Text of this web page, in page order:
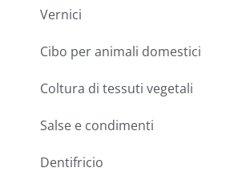
Vernici
Cibo per animali domestici
Coltura di tessuti vegetali
Salse e condimenti
Dentifricio